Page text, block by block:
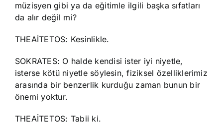
müzisyen gibi ya da eğitimle ilgili başka sıfatları
da alır değil mi?
THEAİTETOS: Kesinlikle.
SOKRATES: O halde kendisi ister iyi niyetle,
isterse kötü niyetle söylesin, fiziksel özelliklerimiz
arasında bir benzerlik kurduğu zaman bunun bir
önemi yoktur.
THEAİTETOS: Tabii ki.